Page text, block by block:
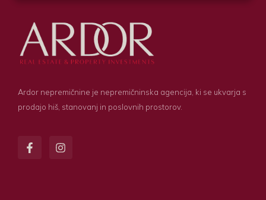
Ardor nepremičnine je nepremičninska agencija, ki se ukvarja s
prodajo hiš, stanovanj in poslovnih prostorov.